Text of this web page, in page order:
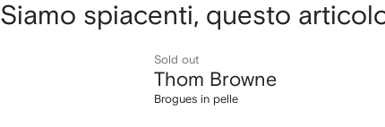
Thom
Siamo spiacenti, questo
Sold out
Thom Browne
Brogues in pelle